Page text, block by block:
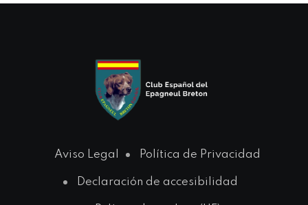
Aviso Legal Política de Privacidad
Declaración de accesibilidad